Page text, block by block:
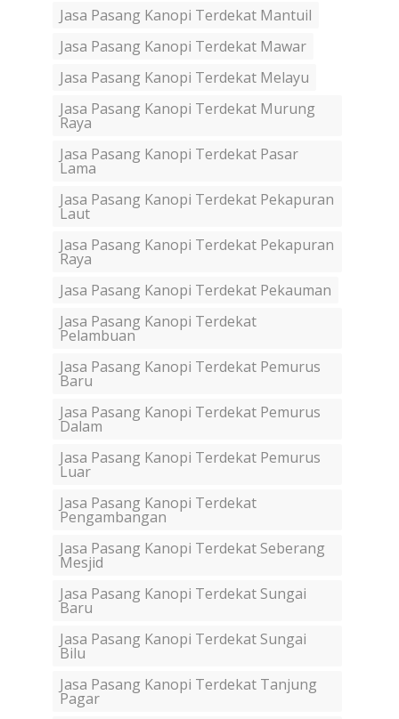
Jasa Pasang Kanopi Terdekat Mantuil
Jasa Pasang Kanopi Terdekat Mawar
Jasa Pasang Kanopi Terdekat Melayu
Jasa Pasang Kanopi Terdekat Murung
Raya
Jasa Pasang Kanopi Terdekat Pasar
Lama
Jasa Pasang Kanopi Terdekat Pekapuran
Laut
Jasa Pasang Kanopi Terdekat Pekapuran
Raya
Jasa Pasang Kanopi Terdekat Pekauman
Jasa Pasang Kanopi Terdekat
Pelambuan
Jasa Pasang Kanopi Terdekat Pemurus
Baru
Jasa Pasang Kanopi Terdekat Pemurus
Dalam
Jasa Pasang Kanopi Terdekat Pemurus
Luar
Jasa Pasang Kanopi Terdekat
Pengambangan
Jasa Pasang Kanopi Terdekat Seberang
Mesjid
Jasa Pasang Kanopi Terdekat Sungai
Baru
Jasa Pasang Kanopi Terdekat Sungai
Bilu
Jasa Pasang Kanopi Terdekat Tanjung
Pagar